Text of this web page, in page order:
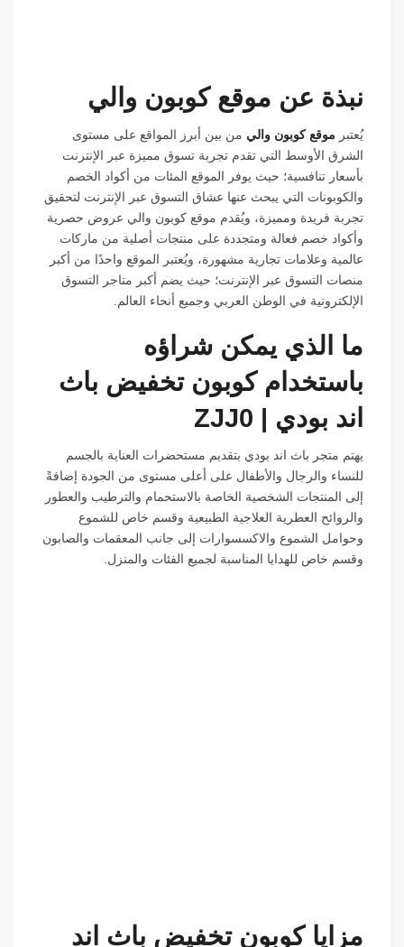
نبذة عن موقع كوبون والي
يُعتبر موقع كوبون والي من بين أبرز المواقع على مستوى
الشرق الأوسط التي تقدم تجربة تسوق مميزة عبر الإنترنت
بأسعار تنافسية؛ حيث يوفر الموقع المئات من أكواد الخصم
والكوبونات التي يبحث عنها عشاق التسوق عبر الإنترنت لتحقيق
تجربة فريدة ومميزة، ويُقدم موقع كوبون والي عروض حصرية
وأكواد خصم فعالة ومتجددة على منتجات أصلية من ماركات
عالمية وعلامات تجارية مشهورة، ويُعتبر الموقع واحدًا من أكبر
منصات التسوق عبر الإنترنت؛ حيث يضم أكبر متاجر التسوق
الإلكترونية في الوطن العربي وجميع أنحاء العالم.
ما الذي يمكن شراؤه
باستخدام كوبون تخفيض باث
اند بودي | ZJJ0
يهتم متجر باث اند بودي بتقديم مستحضرات العناية بالجسم
للنساء والرجال والأطفال على أعلى مستوى من الجودة إضافةً
إلى المنتجات الشخصية الخاصة بالاستحمام والترطيب والعطور
والروائح العطرية العلاجية الطبيعية وقسم خاص للشموع
وحوامل الشموع والاكسسوارات إلى جانب المعقمات والصابون
وقسم خاص للهدايا المناسبة لجميع الفئات والمنزل.
مزايا كوبون تخفيض باث اند